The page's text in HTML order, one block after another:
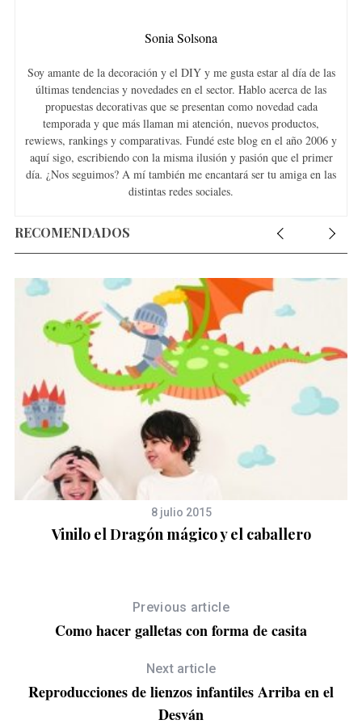
Sonia Solsona
Soy amante de la decoración y el DIY y me gusta estar al día de las
últimas tendencias y novedades en el sector. Hablo acerca de las
propuestas decorativas que se presentan como novedad cada
temporada y que más llaman mi atención, nuevos productos,
rewiews, rankings y comparativas. Fundé este blog en el año 2006 y
aquí sigo, escribiendo con la misma ilusión y pasión que el primer
día. ¿Nos seguimos? A mí también me encantará ser tu amiga en las
distintas redes sociales.
RECOMENDADOS
8 julio 2015
Vinilo el Dragón mágico y el caballero
Previous article
Como hacer galletas con forma de casita
Next article
Reproducciones de lienzos infantiles Arriba en el
Desván